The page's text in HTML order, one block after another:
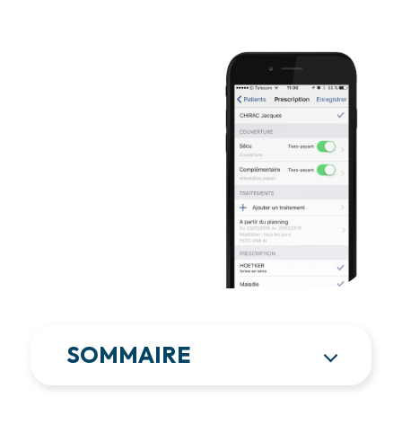
SOMMAIRE